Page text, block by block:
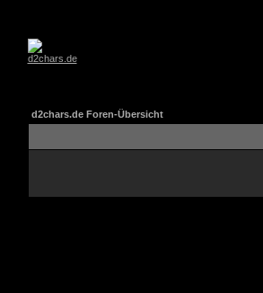
d2chars.de Foren-Übersicht